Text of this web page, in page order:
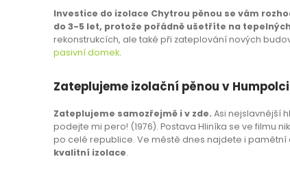
Investice do izolace Chytrou pěnou se vám
do 3-5 let, protože pořádně ušetříte na
rekonstrukcích, ale také při zateplování nových
pasivní domek.
Zateplujeme izolační pěnou v Humpolci
Zateplujeme samozřejmě i v zde. Asi nejslavnější
podejte mi pero! (1976). Postava Hliníka se ve filmu
po celé republice. Ve městě dnes najdete i pamětní
kvalitní izolace.